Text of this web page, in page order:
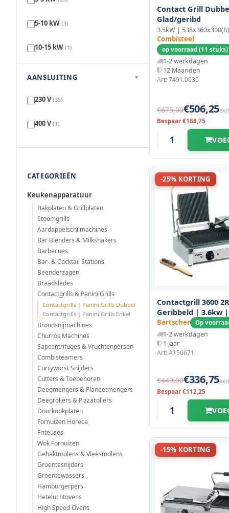
762 mm(2)
220 mm
240 mm(1)
5-10 kW (3)
10-15 kW (1)
AANSLUITING ▾
230 V(35)
400 V(1)
CATEGORIEËN
Keukenapparatuur
Bakplaten & Grillplaten
Stoomgrills
Aardappelschilmachines
Bar Blenders & Milkshakers
Barbecues
Bar- & Cocktail Stations
Beenderzagen
Braadsledes
Contactgrills & Panini Grills
Contactgrills | Panini Grills Dubbel
Contactgrills | Panini Grills Enkel
Broodsnijmachines
Churros Machines
Sapcentrifuges & Vruchtenpersen
Combisteamers
Curryworst Snijders
Cutters & Toebehoren
Deegmengers & Planeetmengers
Deegrollers & Pizzarollers
Doorkookplaten
Fornuizen Horeca
Friteuses
Wok Fornuizen
Gehaktmolens & Vleesmolens
Groentesnijders
Groentewassers
Hamburgerpers
Heteluchtovens
High Speed Ovens
Contact Grill
Glad/geribd
3.5kW |
Combisteel
op voorraad (11 stuks)
1-2 werkdagen
12 Maanden
Art: 7491.0030
€675,00€506,25
Bespaar €168,75
-25% KORTING
Contactgrill 3600
Geribbeld | 3.6kw |
Grillplaten
Gietijzer/
570x395x210(h)mm
Bartscher Op
1-2 werkdagen
1 jaar
Art: A150671
€449,00€336,75
Bespaar €112,25
-15% KORTING